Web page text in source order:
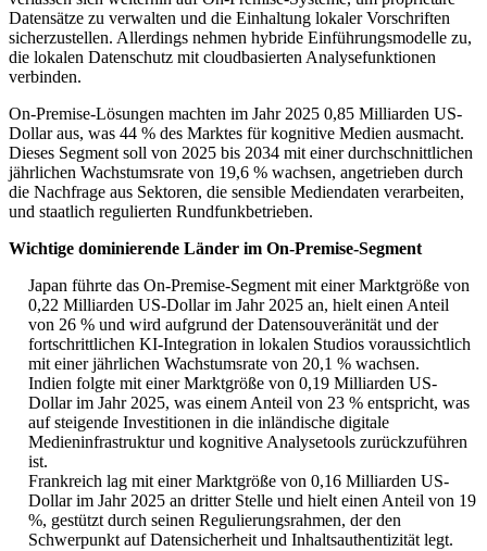
Datensätze zu verwalten und die Einhaltung lokaler Vorschriften
sicherzustellen. Allerdings nehmen hybride Einführungsmodelle zu,
die lokalen Datenschutz mit cloudbasierten Analysefunktionen
verbinden.
On-Premise-Lösungen machten im Jahr 2025 0,85 Milliarden US-
Dollar aus, was 44 % des Marktes für kognitive Medien ausmacht.
Dieses Segment soll von 2025 bis 2034 mit einer durchschnittlichen
jährlichen Wachstumsrate von 19,6 % wachsen, angetrieben durch
die Nachfrage aus Sektoren, die sensible Mediendaten verarbeiten,
und staatlich regulierten Rundfunkbetrieben.
Wichtige dominierende Länder im On-Premise-Segment
Japan führte das On-Premise-Segment mit einer Marktgröße von
0,22 Milliarden US-Dollar im Jahr 2025 an, hielt einen Anteil
von 26 % und wird aufgrund der Datensouveränität und der
fortschrittlichen KI-Integration in lokalen Studios voraussichtlich
mit einer jährlichen Wachstumsrate von 20,1 % wachsen.
Indien folgte mit einer Marktgröße von 0,19 Milliarden US-
Dollar im Jahr 2025, was einem Anteil von 23 % entspricht, was
auf steigende Investitionen in die inländische digitale
Medieninfrastruktur und kognitive Analysetools zurückzuführen
ist.
Frankreich lag mit einer Marktgröße von 0,16 Milliarden US-
Dollar im Jahr 2025 an dritter Stelle und hielt einen Anteil von 19
%, gestützt durch seinen Regulierungsrahmen, der den
Schwerpunkt auf Datensicherheit und Inhaltsauthentizität legt.